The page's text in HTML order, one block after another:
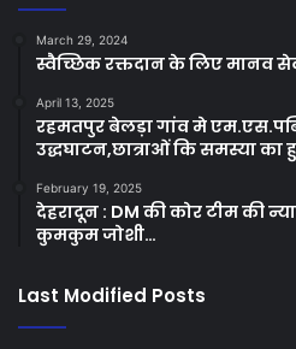
March 29, 2024
स्वैच्छिक रक्तदान के लिए मानव
April 13, 2025
रहमतपुर बेलड़ा गांव मे
उद्धघाटन,छात्राओं कि समस्या
February 19, 2025
देहरादून : DM की कोर टीम की
कुमकुम जोशी…
Last Modified Posts